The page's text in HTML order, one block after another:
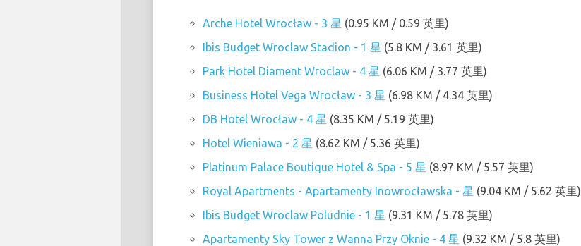
Arche Hotel Wrocław - 3 星 (0.95 KM / 0.59 英里)
Ibis Budget Wroclaw Stadion - 1 星 (5.8 KM / 3.61 英里)
Park Hotel Diament Wroclaw - 4 星 (6.06 KM / 3.77 英里)
Business Hotel Vega Wrocław - 3 星 (6.98 KM / 4.34 英里)
DB Hotel Wrocław - 4 星 (8.35 KM / 5.19 英里)
Hotel Wieniawa - 2 星 (8.62 KM / 5.36 英里)
Platinum Palace Boutique Hotel & Spa - 5 星 (8.97 KM / 5.57 英里)
Royal Apartments - Apartamenty Inowrocławska - 星 (9.04 KM / 5.62 英里)
Ibis Budget Wroclaw Poludnie - 1 星 (9.31 KM / 5.78 英里)
Apartamenty Sky Tower z Wanna Przy Oknie - 4 星 (9.32 KM / 5.8 英里)